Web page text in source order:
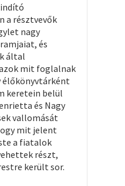
a résztvevők
nagy
és
által
mit foglalnak
élőkönyvtárként
keretein belül
és Nagy
vallomását
mit jelent
a fiatalok
részt,
került sor.